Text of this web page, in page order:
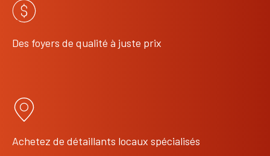
Des foyers de qualité à juste prix
Achetez de détaillants locaux spécialisés